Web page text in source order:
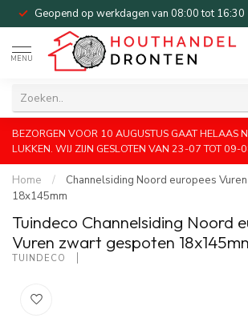
Geopend op werkdagen van 08:00 tot 16:30
MENU
BEZORGEN VOOR 10 AUGUSTUS GAAT HELAAS
LUKKEN. WIJ ZIJN GESLOTEN VAN 23-07 TOT 09-
Home /
Channelsiding Noord europees
18x145mm
Tuindeco Channelsiding Noord
Vuren zwart gespoten
TUINDECO